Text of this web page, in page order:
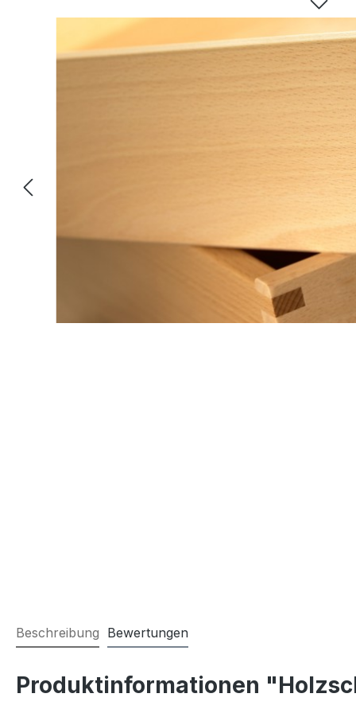
Beschreibung Bewertungen
Produktinformationen